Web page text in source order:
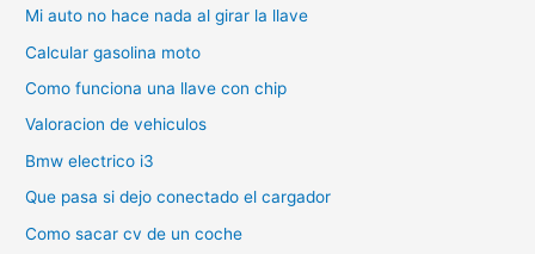
Mi auto no hace nada al girar la llave
Calcular gasolina moto
Como funciona una llave con chip
Valoracion de vehiculos
Bmw electrico i3
Que pasa si dejo conectado el cargador
Como sacar cv de un coche